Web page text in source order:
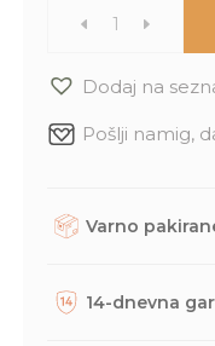
Klasični
beli
lonec
Dodaj na
Pošlji namig,
Varno
trajnostno
14-dnevna